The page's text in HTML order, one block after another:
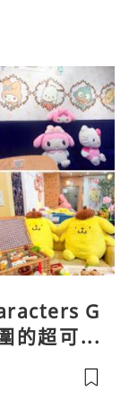
G
的超可愛